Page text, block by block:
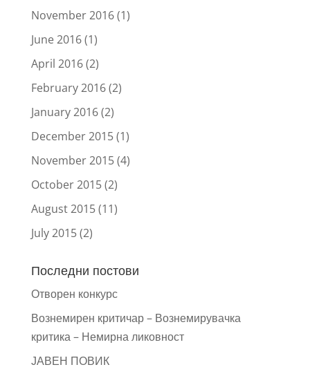
November 2016(1)
June 2016(1)
April 2016(2)
February 2016(2)
January 2016(2)
December 2015(1)
November 2015(4)
October 2015(2)
August 2015(11)
July 2015(2)
Последни постови
Отворен конкурс
Вознемирен критичар – Вознемирувачка
критика – Немирна ликовност
ЈАВЕН ПОВИК